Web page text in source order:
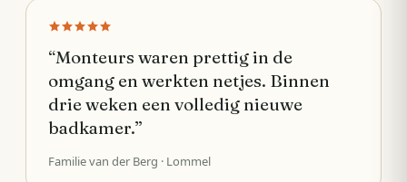
“Monteurs waren prettig in de
omgang en werkten netjes. Binnen
drie weken een volledig nieuwe
badkamer.”
Familie van der Berg · Lommel